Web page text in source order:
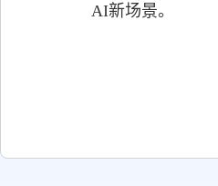
AI新场景。